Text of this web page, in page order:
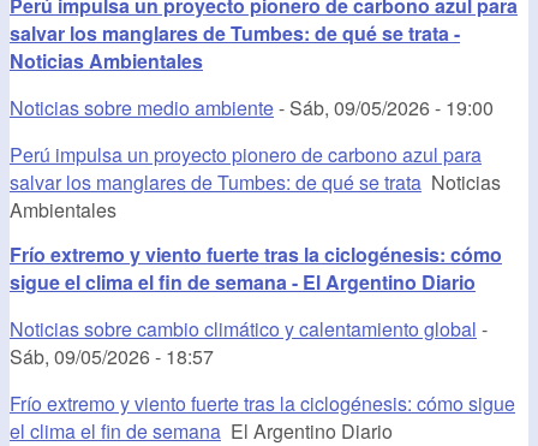
Perú impulsa un proyecto pionero de carbono azul para
salvar los manglares de Tumbes: de qué se trata -
Noticias Ambientales
Noticias sobre medio ambiente- Sáb, 09/05/2026 - 19:00
Perú impulsa un proyecto pionero de carbono azul para
salvar los manglares de Tumbes: de qué se trata Noticias
Ambientales
Frío extremo y viento fuerte tras la ciclogénesis: cómo
sigue el clima el fin de semana - El Argentino Diario
Noticias sobre cambio climático y calentamiento global -
Sáb, 09/05/2026 - 18:57
Frío extremo y viento fuerte tras la ciclogénesis: cómo sigue
el clima el fin de semana El Argentino Diario